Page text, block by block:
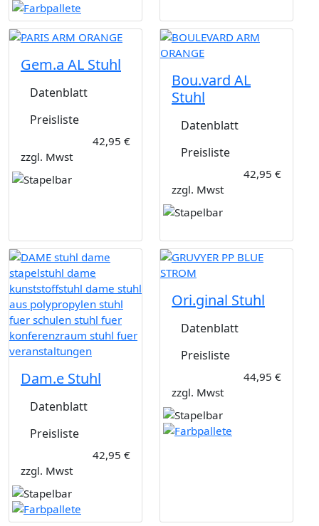
Gem.a AL Stuhl
Datenblatt
Preisliste
42,95 €
zzgl. Mwst
Bou.vard AL
Stuhl
Datenblatt
Preisliste
42,95 €
zzgl. Mwst
Dam.e Stuhl
Datenblatt
Preisliste
42,95 €
zzgl. Mwst
Ori.ginal Stuhl
Datenblatt
Preisliste
44,95 €
zzgl. Mwst